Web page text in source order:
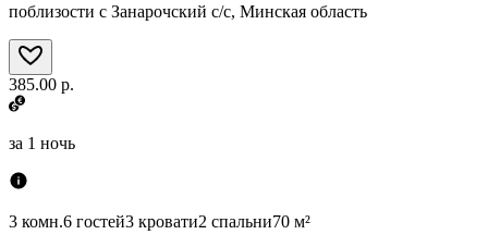
поблизости с Занарочский с/с, Минская область
385.00 р.
за 1 ночь
3 комн.6 гостей3 кровати2 спальни70 м²